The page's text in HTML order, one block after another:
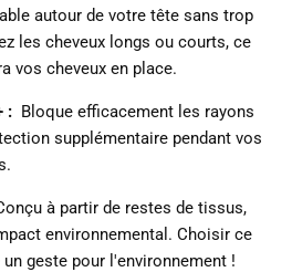
autour de votre tête sans trop
les cheveux longs ou courts, ce
vos cheveux en place.
: Bloque efficacement les rayons
supplémentaire pendant vos
à partir de restes de tissus,
environnemental. Choisir ce
geste pour l'environnement !